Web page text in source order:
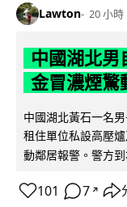
Lawton 20 小時
中國湖北男
金冒濃煙驚
中國湖北黃石一名
租住單位私設高壓
動鄰居報警。警方
101 7 ↗